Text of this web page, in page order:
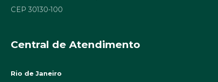
CEP 30130-100
Central de Atendimento
Rio de Janeiro